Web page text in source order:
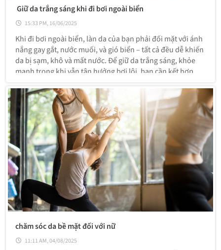
Giữ da trắng sáng khi đi bơi ngoài biển
15:33 PM, 16/06/2025
Khi đi bơi ngoài biển, làn da của bạn phải đối mặt với ánh
nắng gay gắt, nước muối, và gió biển – tất cả đều dễ khiến
da bị sạm, khô và mất nước. Để giữ da trắng sáng, khỏe
mạnh trong khi vẫn tận hưởng bơi lội, bạn cần kết hợp
là các bước
chăm sóc da bề mặt đối với nữ
11:11 AM, 04/08/2025